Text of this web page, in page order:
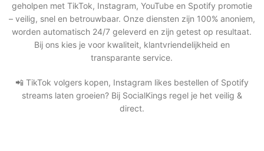
geholpen met TikTok, Instagram, YouTube en Spotify promotie
– veilig, snel en betrouwbaar. Onze diensten zijn 100% anoniem,
worden automatisch 24/7 geleverd en zijn getest op resultaat.
Bij ons kies je voor kwaliteit, klantvriendelijkheid en
transparante service.
📲 TikTok volgers kopen, Instagram likes bestellen of Spotify
streams laten groeien? Bij SocialKings regel je het veilig &
direct.